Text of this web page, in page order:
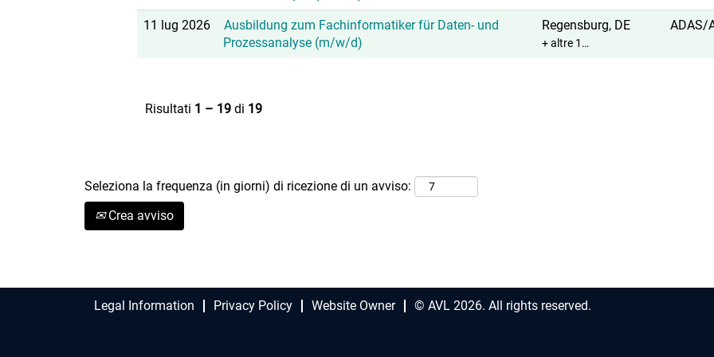
11 lug 2026
Ausbildung zum Fachinformatiker für Daten- und
Prozessanalyse (m/w/d)
Regensburg, DE
+ altre 1…
ADAS/
Risultati 1 – 19 di 19
Seleziona la frequenza (in giorni) di ricezione di un avviso:
Crea avviso
Legal Information Privacy Policy Website Owner © AVL 2026. All rights reserved.